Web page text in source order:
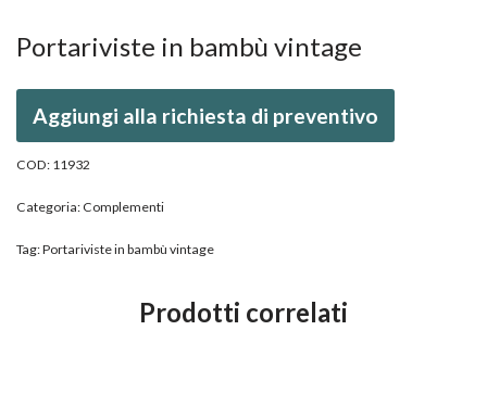
Portariviste in bambù vintage
Aggiungi alla richiesta di preventivo
COD: 11932
Categoria: Complementi
Tag:Portariviste in bambù vintage
Prodotti correlati